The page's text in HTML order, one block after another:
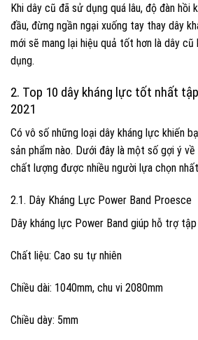
Khi dây cũ đã sử dụng quá lâu, độ đàn
đầu, đừng ngần ngại xuống tay thay dây
mới sẽ mang lại hiệu quả tốt hơn là dây
dụng.
2. Top 10 dây kháng lực tốt nhất
2021
Có vô số những loại dây kháng lực khiến
sản phẩm nào. Dưới đây là một số gợi ý
chất lượng được nhiều người lựa chọn
2.1. Dây Kháng Lực Power Band Proesce
Dây kháng lực Power Band giúp hỗ trợ
Chất liệu: Cao su tự nhiên
Chiều dài: 1040mm, chu vi 2080mm
Chiều dày: 5mm